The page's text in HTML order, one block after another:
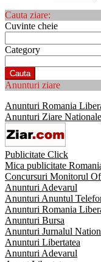
Cauta ziare:
Cuvinte cheie
Category
Cauta
Anunturi ziare
Anunturi Romania
Anunturi Ziare Nationale
Publicitate Click
Mica publicitate
Concursuri Monitorul
Anunturi Adevarul
Anunturi Anuntul
Anunturi Romania
Anunturi Bursa
Anunturi Jurnalul
Anunturi Libertatea
Anunturi Adevarul